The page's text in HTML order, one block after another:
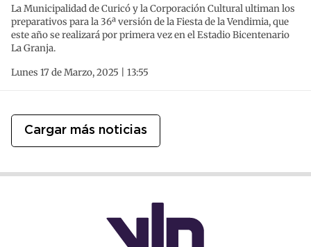
La Municipalidad de Curicó y la Corporación Cultural ultiman los
preparativos para la 36ª versión de la Fiesta de la Vendimia, que
este año se realizará por primera vez en el Estadio Bicentenario
La Granja.
Lunes 17 de Marzo, 2025 | 13:55
Cargar más noticias